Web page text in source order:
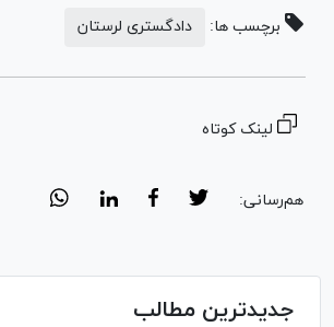
برچسب ها: دادگستری لرستان
لینک کوتاه
هم‌رسانی:
جدیدترین مطالب